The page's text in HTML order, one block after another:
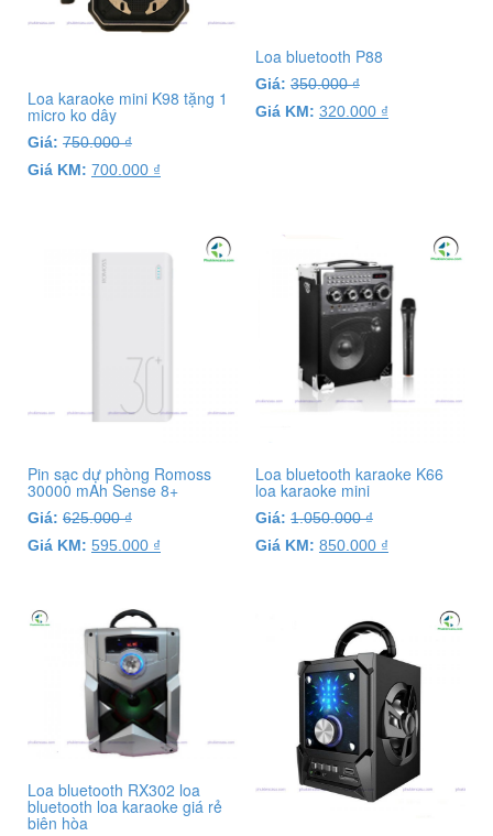
Loa karaoke mini K98 tặng 1
micro ko dây
Giá: 750.000₫
Giá KM: 700.000 ₫
Loa bluetooth P88
Giá: 350.000₫
Giá KM: 320.000 ₫
Pin sạc dự phòng Romoss
30000 mAh Sense 8+
Giá: 625.000₫
Giá KM: 595.000 ₫
Loa bluetooth karaoke K66
loa karaoke mini
Giá: 1.050.000₫
Giá KM: 850.000 ₫
Loa bluetooth RX302 loa
bluetooth loa karaoke giá rẻ
biên hòa